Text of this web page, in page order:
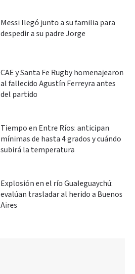
Messi llegó junto a su familia para
despedir a su padre Jorge
CAE y Santa Fe Rugby homenajearon
al fallecido Agustín Ferreyra antes
del partido
Tiempo en Entre Ríos: anticipan
mínimas de hasta 4 grados y cuándo
subirá la temperatura
Explosión en el río Gualeguaychú:
evalúan trasladar al herido a Buenos
Aires